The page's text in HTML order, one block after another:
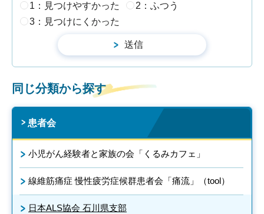
1：見つけやすかった
2：ふつう
3：見つけにくかった
同じ分類から探す
患者会
小児がん経験者と家族の会「くるみカフェ」
線維筋痛症 慢性疲労症候群患者会「痛流」（tool）
日本ALS協会 石川県支部